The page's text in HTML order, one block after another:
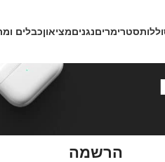
סטרימריםנגניםמציאוןכבלים
הרשמה